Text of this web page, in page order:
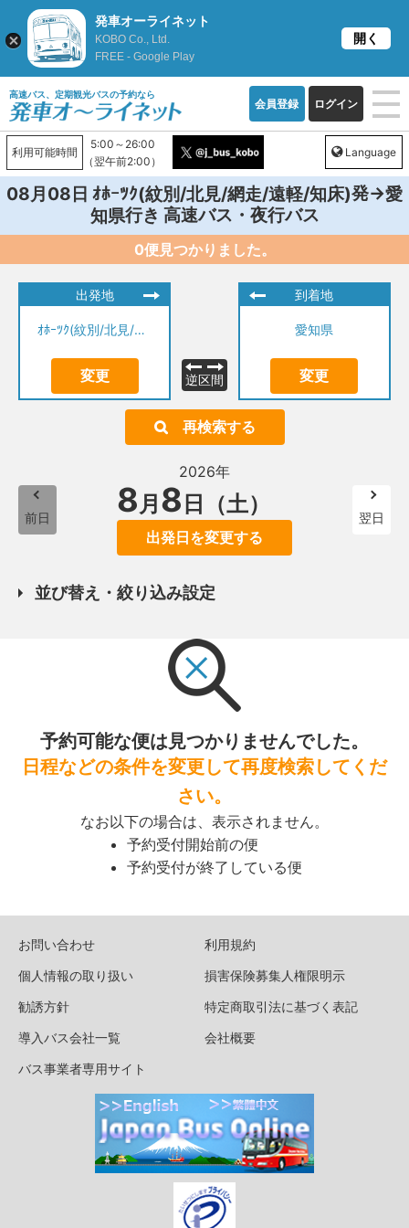
高速バス、定期観光バスの予約なら
会員登録 ログイン
利用可能時間
5:00～26:00
（翌午前2:00）
Language
08月08日 ｵﾎｰﾂｸ(紋別/北見/網走/遠軽/知床)発→愛
知県行き 高速バス・夜行バス
0便見つかりました。
出発地
ｵﾎｰﾂｸ(紋別/北見/網走/遠軽/知床)
変更 逆区間
到着地
愛知県
変更
再検索する
前日
2026年
8月 8 日（土）
出発日を変更する
翌日
並び替え・絞り込み設定
予約可能な便は見つかりませんでした。
日程などの条件を変更して再度検索してくだ
さい。
なお以下の場合は、表示されません。
予約受付開始前の便
予約受付が終了している便
お問い合わせ
利用規約
個人情報の取り扱い
損害保険募集人権限明示
勧誘方針
特定商取引法に基づく表記
導入バス会社一覧
会社概要
バス事業者専用サイト
発車オーライネット
KOBO Co., Ltd.
FREE - Google Play
開く